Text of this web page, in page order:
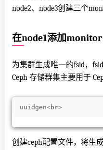
node2、node3创建三个mon
在node1添加monitor
为集群生成唯一的fsid，
Ceph 存储群集主要用于
uuidgen<br>
创建ceph配置文件，将生